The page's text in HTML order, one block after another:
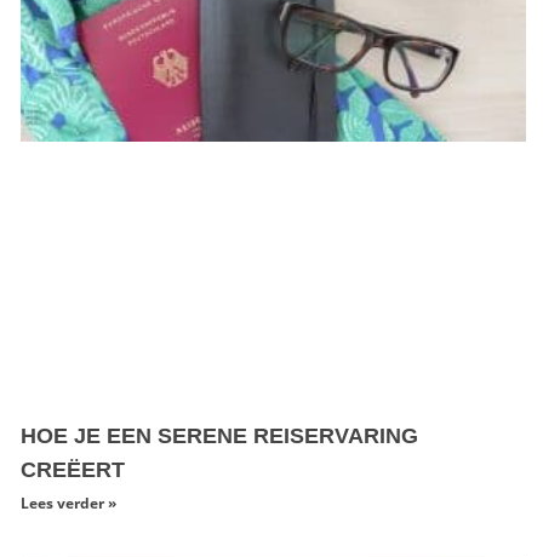
HOE JE EEN SERENE REISERVARING
CREËERT
Lees verder »